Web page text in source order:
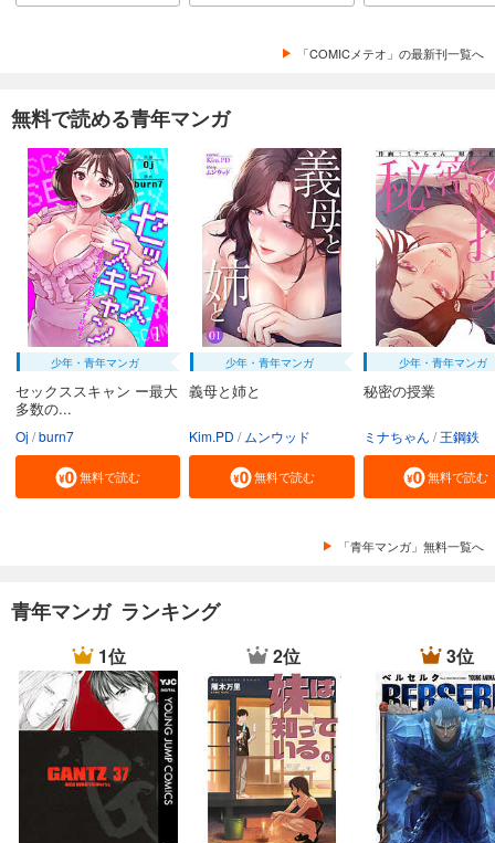
「COMICメテオ」の最新刊一覧へ
無料で読める青年マンガ
少年・青年マンガ
セックススキャン ー最大
多数の...
Oj burn7
無料で読む
少年・青年マンガ
義母と姉と
Kim.PD ムンウッド
無料で読む
少年・青年マンガ
秘密の授業
ミナちゃん 王鋼鉄
無料で読む
「青年マンガ」無料一覧へ
青年マンガ ランキング
1位 2位 3位